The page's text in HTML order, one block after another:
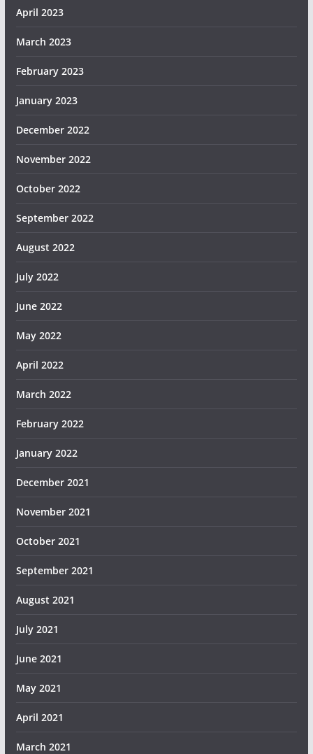
April 2023
March 2023
February 2023
January 2023
December 2022
November 2022
October 2022
September 2022
August 2022
July 2022
June 2022
May 2022
April 2022
March 2022
February 2022
January 2022
December 2021
November 2021
October 2021
September 2021
August 2021
July 2021
June 2021
May 2021
April 2021
March 2021